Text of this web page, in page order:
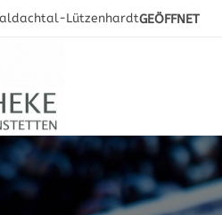
LützenhardtGEÖFFNET